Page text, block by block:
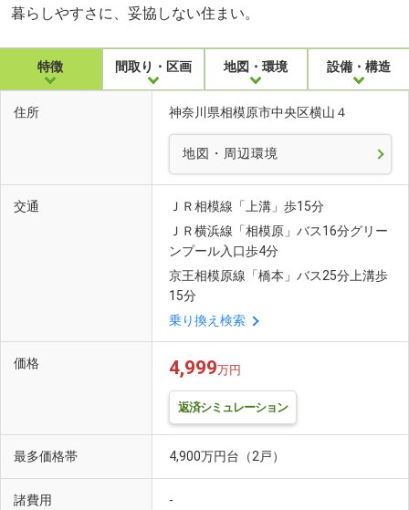
暮らしやすさに、妥協しない住まい。
特徴 間取り・区画 地図・環境 設備・構造
住所 神奈川県相模原市中央区横山４
地図・周辺環境
交通
ＪＲ相模線「上溝」歩15分
ＪＲ横浜線「相模原」バス16分グリー
ンプール入口歩4分
京王相模原線「橋本」バス25分上溝歩
15分
乗り換え検索
価格 4,999万円
返済シミュレーション
最多価格帯 4,900万円台（2戸）
諸費用 -